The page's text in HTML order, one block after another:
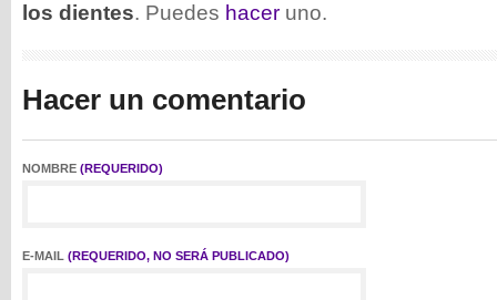
los dientes. Puedes hacer uno.
Hacer un comentario
NOMBRE (REQUERIDO)
E-MAIL (REQUERIDO, NO SERÁ PUBLICADO)